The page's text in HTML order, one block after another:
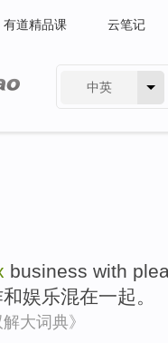
有道精品课 云笔记
中英
business with
和娱乐混在一起。
大词典》